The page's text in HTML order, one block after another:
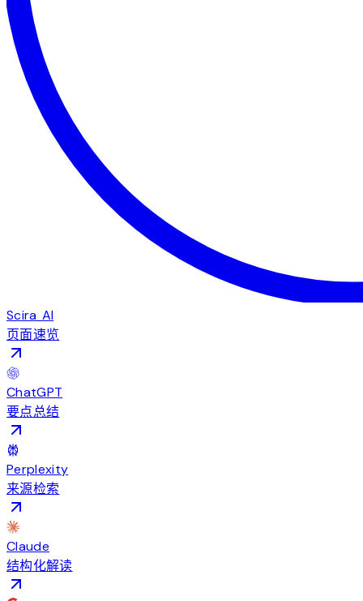
Scira AI
页面速览
ChatGPT
要点总结
Perplexity
来源检索
Claude
结构化解读